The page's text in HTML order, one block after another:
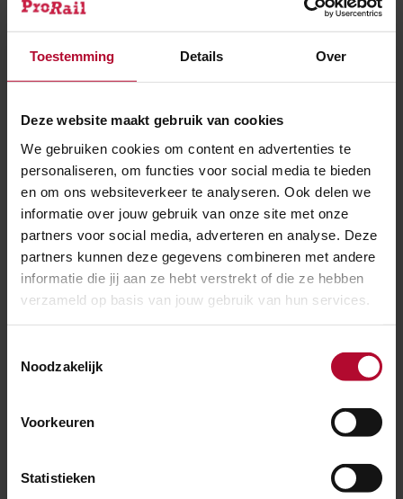
Toestemming Details Over
Deze website maakt gebruik van cookies
We gebruiken cookies om content en advertenties te
personaliseren, om functies voor social media te bieden
en om ons websiteverkeer te analyseren. Ook delen we
informatie over jouw gebruik van onze site met onze
partners voor social media, adverteren en analyse. Deze
partners kunnen deze gegevens combineren met andere
informatie die jij aan ze hebt verstrekt of die ze hebben
verzameld op basis van jouw gebruik van hun services.
Noodzakelijk
Voorkeuren
Statistieken
Meer over:
Werkzaamheden Onderhoud
Meer nieuws